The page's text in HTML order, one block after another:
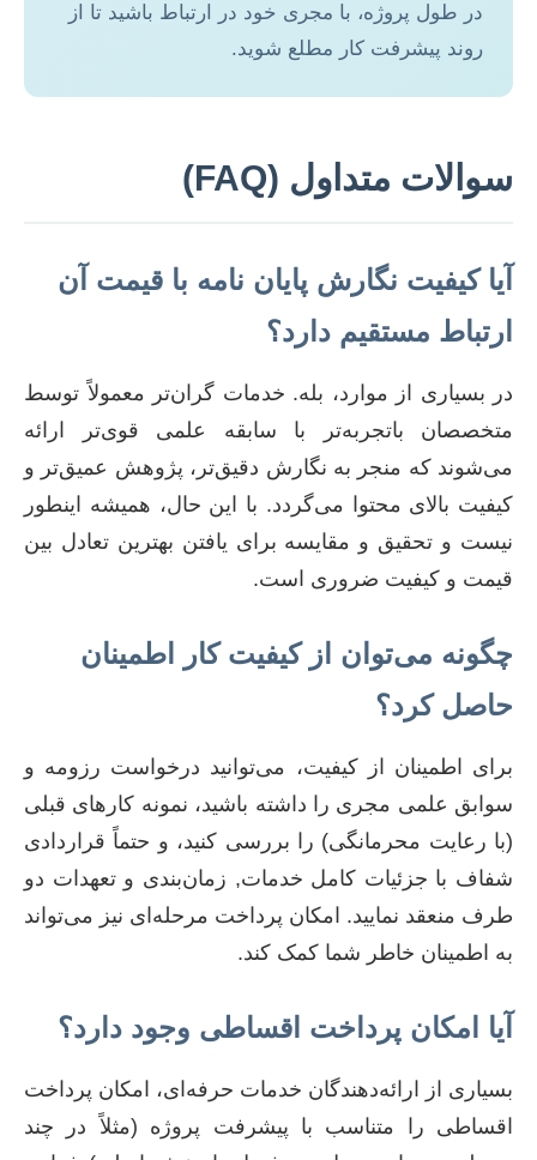
در طول پروژه، با مجری خود در ارتباط باشید تا از
روند پیشرفت کار مطلع شوید.
سوالات متداول (FAQ)
آیا کیفیت نگارش پایان نامه با قیمت آن
ارتباط مستقیم دارد؟
در بسیاری از موارد، بله. خدمات گران‌تر معمولاً توسط
متخصصان باتجربه‌تر با سابقه علمی قوی‌تر ارائه
می‌شوند که منجر به نگارش دقیق‌تر، پژوهش عمیق‌تر و
کیفیت بالای محتوا می‌گردد. با این حال، همیشه اینطور
نیست و تحقیق و مقایسه برای یافتن بهترین تعادل بین
قیمت و کیفیت ضروری است.
چگونه می‌توان از کیفیت کار اطمینان
حاصل کرد؟
برای اطمینان از کیفیت، می‌توانید درخواست رزومه و
سوابق علمی مجری را داشته باشید، نمونه کارهای قبلی
(با رعایت محرمانگی) را بررسی کنید، و حتماً قراردادی
شفاف با جزئیات کامل خدمات, زمان‌بندی و تعهدات دو
طرف منعقد نمایید. امکان پرداخت مرحله‌ای نیز می‌تواند
به اطمینان خاطر شما کمک کند.
آیا امکان پرداخت اقساطی وجود دارد؟
بسیاری از ارائه‌دهندگان خدمات حرفه‌ای، امکان پرداخت
اقساطی را متناسب با پیشرفت پروژه (مثلاً در چند